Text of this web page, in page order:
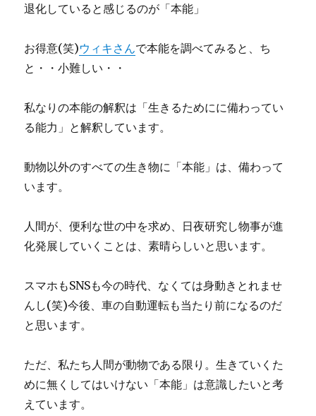
退化していると感じるのが「本能」
お得意(笑)ウィキさんで本能を調べてみると、ち
と・・小難しい・・
私なりの本能の解釈は「生きるためにに備わってい
る能力」と解釈しています。
動物以外のすべての生き物に「本能」は、備わって
います。
人間が、便利な世の中を求め、日夜研究し物事が進
化発展していくことは、素晴らしいと思います。
スマホもSNSも今の時代、なくては身動きとれませ
んし(笑)今後、車の自動運転も当たり前になるのだ
と思います。
ただ、私たち人間が動物である限り。生きていくた
めに無くしてはいけない「本能」は意識したいと考
えています。